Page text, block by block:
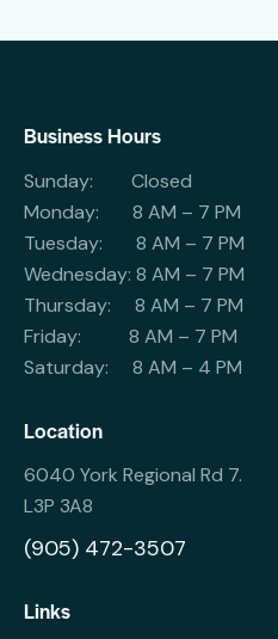
Business Hours
Sunday: Closed
Monday: 8 AM – 7 PM
Tuesday: 8 AM – 7 PM
Wednesday: 8 AM – 7 PM
Thursday: 8 AM – 7 PM
Friday: 8 AM – 7 PM
Saturday: 8 AM – 4 PM
Location
6040 York Regional Rd 7.
L3P 3A8
(905) 472-3507
Links